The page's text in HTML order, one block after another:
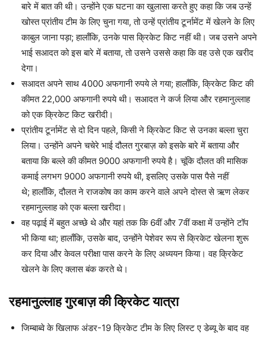
बारे में बात की थी। उन्होंने एक घटना का खुलासा करते हुए कहा कि जब उन्हें
खोस्त प्रांतीय टीम के लिए चुना गया, तो उन्हें प्रांतीय टूर्नामेंट में खेलने के लिए
काबुल जाना पड़ा; हालाँकि, उनके पास क्रिकेट किट नहीं थी। जब उसने अपने
भाई सआदत को इस बारे में बताया, तो उसने उससे कहा कि वह उसे एक खरीद
देगा।
सआदत अपने साथ 4000 अफगानी रुपये ले गया; हालाँकि, क्रिकेट किट की
कीमत 22,000 अफगानी रुपये थी। सआदत ने कर्ज लिया और रहमानुल्लाह
को एक क्रिकेट किट खरीदी।
प्रांतीय टूर्नामेंट से दो दिन पहले, किसी ने क्रिकेट किट से उनका बल्ला चुरा
लिया। उन्होंने अपने चचेरे भाई दौलत गुरबाज़ को इसके बारे में बताया और
बताया कि बल्ले की कीमत 9000 अफगानी रुपये है। चूंकि दौलत की मासिक
कमाई लगभग 9000 अफगानी रुपये थी, इसलिए उसके पास पैसे नहीं
थे; हालाँकि, दौलत ने राजकोष का काम करने वाले अपने दोस्त से ऋण लेकर
रहमानुल्लाह को एक बल्ला खरीदा।
वह पढ़ाई में बहुत अच्छे थे और यहां तक ​​कि 6वीं और 7वीं कक्षा में उन्होंने टॉप
भी किया था; हालाँकि, उसके बाद, उन्होंने पेशेवर रूप से क्रिकेट खेलना शुरू
कर दिया और केवल परीक्षा पास करने के लिए अध्ययन किया। वह क्रिकेट
खेलने के लिए क्लास बंक करते थे।
रहमानुल्लाह गुरबाज़ की क्रिकेट यात्रा
जिम्बाब्वे के खिलाफ अंडर-19 क्रिकेट टीम के लिए लिस्ट ए डेब्यू के बाद वह